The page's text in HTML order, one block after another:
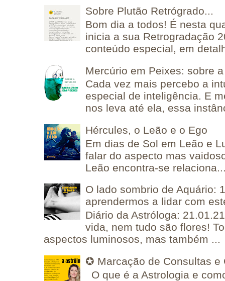
Sobre Plutão Retrógrado...
Bom dia a todos! É nesta
inicia a sua Retrogradação
conteúdo especial, em
Mercúrio em Peixes: sobre
Cada vez mais percebo a
especial de inteligência. E
nos leva até ela, essa
Hércules, o Leão e o Ego
Em dias de Sol em Leão e
falar do aspecto mas
Leão encontra-se
O lado sombrio de Aquário:
aprendermos a lidar com
Diário da Astróloga:
vida, nem tudo são flores!
aspectos luminosos, mas também ...
✪ Marcação de Consultas e
O que é a Astrologia e